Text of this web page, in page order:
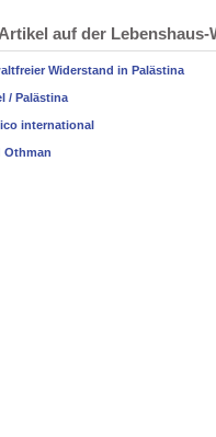
auf der
Widerstand in Palästina
/ Palästina
international
Othman